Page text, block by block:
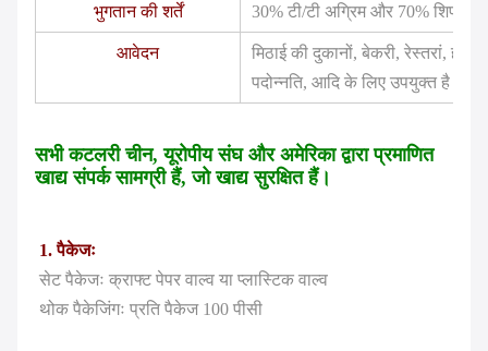
भुगतान की शर्तें 30% टी/टी अग्रिम और 70% शिपमेंट
आवेदन
मिठाई की दुकानों, बेकरी, रेस्तरां,
पदोन्नति, आदि के लिए उपयुक्त है।
सभी कटलरी चीन, यूरोपीय संघ और अमेरिका द्वारा प्रमाणित
खाद्य संपर्क सामग्री हैं, जो खाद्य सुरक्षित हैं।
1. पैकेजः
सेट पैकेजः क्राफ्ट पेपर वाल्व या प्लास्टिक वाल्व
थोक पैकेजिंगः प्रति पैकेज 100 पीसी